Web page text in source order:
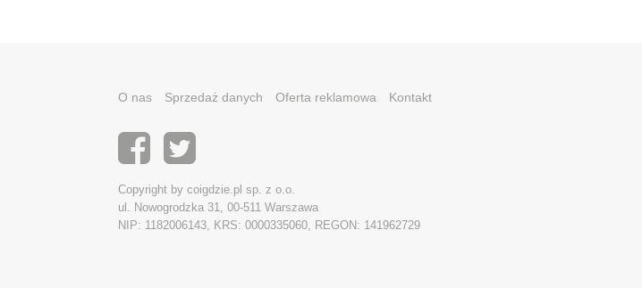
O nas Sprzedaż danych Oferta reklamowa Kontakt
Copyright by coigdzie.pl sp. z o.o.
ul. Nowogrodzka 31, 00-511 Warszawa
NIP: 1182006143, KRS: 0000335060, REGON: 141962729